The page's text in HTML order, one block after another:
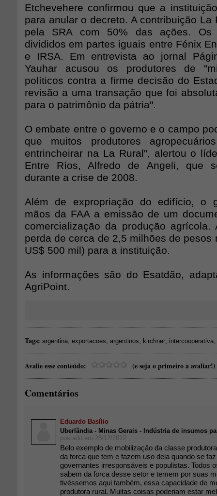
Etchevehere confirmou que a
para anular o decreto. A contribuição La
pela SRA com 50% das ações. Os
divididos em partes iguais entre Fénix
e IRSA. Em entrevista ao jornal
Yauhar acusou os produtores de
políticos contra a firme decisão do
revisão a uma transação que foi
para o patrimônio da pátria".
O embate entre o governo e o campo
que muitos produtores
entrincheirar na La Rural", alertou o
Entre Ríos, Alfredo de Angeli, que
durante a crise de 2008.
Além de expropriação do edifício, o
mãos da FAA a emissão de um
comercialização da produção agrícola.
perda de cerca de 2,5 milhões de pesos
US$ 500 mil) para a instituição.
As informações são do Esatdão,
AgriPoint.
Tags: argentina exportacoes argentinos kirchner intercooperativa
Avalie esse conteúdo: (e seja o primeiro a avaliar!)
Comentários
Eduardo Basílio
Uberlândia - Minas Gerais - Indústria de insumos
postado em 28/12/2012
Belo exemplo de mobilização da classe
da forca que tem e fazem uso dela quando se
governantes irresponsáveis e populistas. Todos
sabem da forca desse setor e temem por suas
tivéssemos aqui também, essa capacidade de
produtora rural. Muitas coisas poderiam estar